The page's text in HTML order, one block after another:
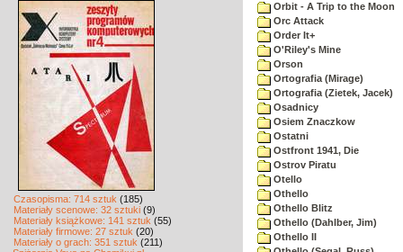
Czasopisma: 714 sztuk (185)
Materiały scenowe: 32 sztuki (9)
Materiały książkowe: 141 sztuk (55)
Materiały firmowe: 27 sztuk (20)
Materiały o grach: 351 sztuk (211)
Orbit - A Trip to the Moon
Orc Attack
Order It+
O'Riley's Mine
Orson
Ortografia (Mirage)
Ortografia (Zietek, Jacek)
Osadnicy
Osiem Znaczkow
Ostatni
Ostfront 1941, Die
Ostrov Piratu
Otello
Othello
Othello Blitz
Othello (Dahlber, Jim)
Othello II